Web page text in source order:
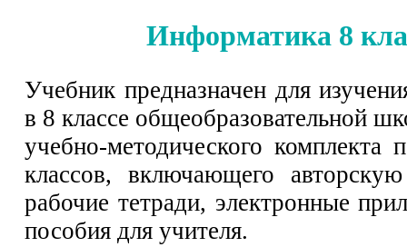
Информатика 8
Учебник предназначен для
в 8 классе общеобразовательной
учебно-методического
классов, включающего
рабочие тетради, электронные
пособия для учителя.